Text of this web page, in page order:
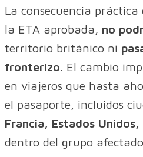
La consecuencia práctica
la ETA aprobada, no
territorio británico ni
fronterizo. El cambio
en viajeros que hasta
el pasaporte, incluidos
Francia, Estados Unidos,
dentro del grupo